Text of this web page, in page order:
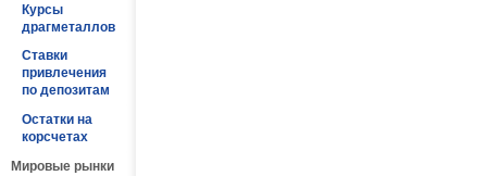
Курсы
драгметаллов
Ставки
привлечения
по депозитам
Остатки на
корсчетах
Мировые рынки